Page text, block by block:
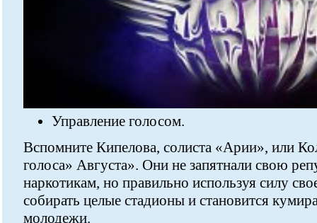
Управление голосом.
Вспомните Кипелова, солиста «Арии», или
голоса» Августа». Они не запятнали свою
наркотикам, но правильно используя силу
собирать целые стадионы и становится
молодежи.